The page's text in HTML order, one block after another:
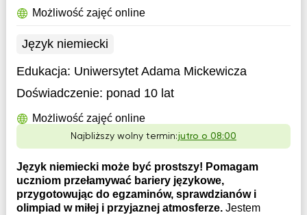
Możliwość zajęć online
Język niemiecki
Edukacja: Uniwersytet Adama Mickewicza
Doświadczenie: ponad 10 lat
Możliwość zajęć online
Najbliższy wolny termin:jutro o 08:00
Język niemiecki może być prostszy! Pomagam
uczniom przełamywać bariery językowe,
przygotowując do egzaminów, sprawdzianów i
olimpiad w miłej i przyjaznej atmosferze. Jestem